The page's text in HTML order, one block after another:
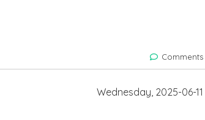
Comments
Wednesday, 2025-06-11